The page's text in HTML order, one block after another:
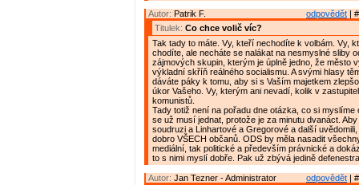
odpovědět |
Autor: Patrik F.
Titulek: Co chce volič víc?
Tak tady to máte. Vy, kteří nechodíte k volbám. Vy,
chodíte, ale necháte se nalákat na nesmyslné sliby
zájmových skupin, kterým je úplně jedno, že město
výkladní skříň reálného socialismu. A svými hlasy
dáváte páky k tomu, aby si s Vaším majetkem
úkor Vašeho. Vy, kterým ani nevadí, kolik v
komunistů.
Tady totiž není na pořadu dne otázka, co si myslíme
se už musí jednat, protože je za minutu dvanáct.
soudruzi a Linhartové a Gregorové a další
dobro VŠECH občanů. ODS by měla nasadit
mediální, tak politické a především právnické a
to s nimi myslí dobře. Pak už zbývá jedině
odpovědět |
Autor: Jan Tezner - Administrator